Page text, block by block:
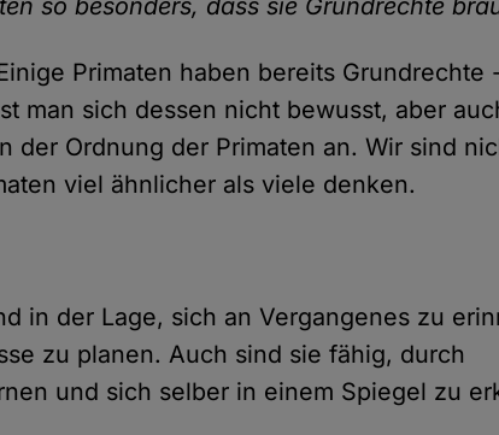
so besonders, dass sie Grundrechte
Primaten haben bereits Grundrechte
man sich dessen nicht bewusst, aber
der Ordnung der Primaten an. Wir sind
viel ähnlicher als viele denken.
in der Lage, sich an Vergangenes zu
zu planen. Auch sind sie fähig, durch
und sich selber in einem Spiegel zu